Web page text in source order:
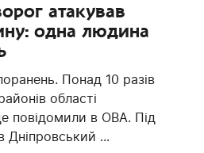
атакував
одна людина
Понад 10 разів
області
повідомили в ОВА. Під
...